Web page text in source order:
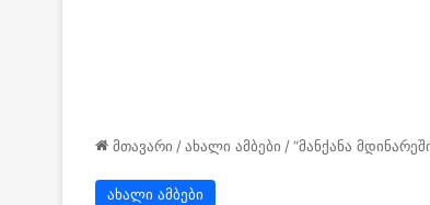
მთავარი /ახალი ამბები /“მანქანა
ახალი ამბები